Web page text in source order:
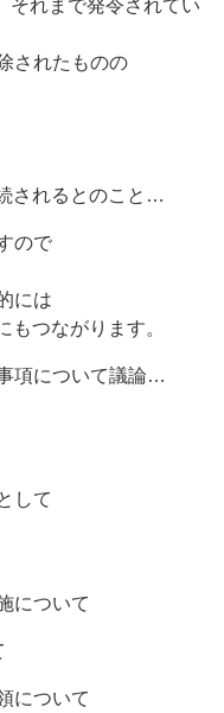
れまで発令されてい
されたものの
されるとのこと…
ので
には
つながります。
項について議論…
して
ついて
について